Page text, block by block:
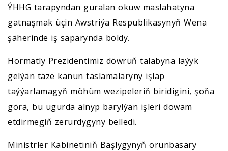
ÝHHG tarapyndan guralan okuw maslahatyna
gatnaşmak üçin Awstriýa Respublikasynyň Wena
şäherinde iş saparynda boldy.
Hormatly Prezidentimiz döwrüň talabyna laýyk
gelýän täze kanun taslamalaryny işläp
taýýarlamagyň möhüm wezipeleriň biridigini, şoňa
görä, bu ugurda alnyp barylýan işleri dowam
etdirmegiň zerurdygyny belledi.
Ministrler Kabinetiniň Başlygynyň orunbasary